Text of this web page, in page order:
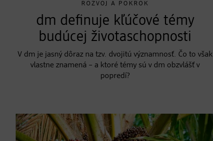
ROZVOJ A POKROK
dm definuje kľúčové témy
budúcej životaschopnosti
V dm je jasný dôraz na tzv. dvojitú významnosť. Čo to však
vlastne znamená – a ktoré témy sú v dm obzvlášť v
popredí?